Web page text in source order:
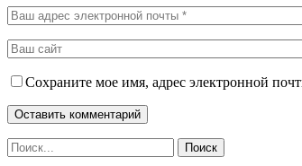
Сохраните мое имя, адрес электронной